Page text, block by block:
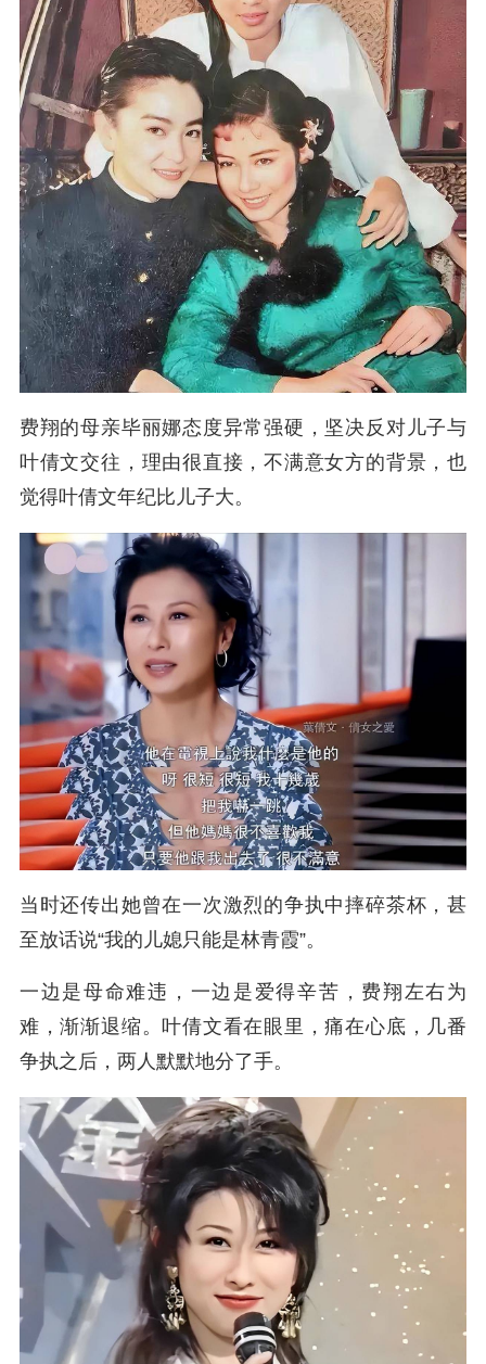
费翔的母亲毕丽娜态度异常强硬，坚决反对儿子与
叶倩文交往，理由很直接，不满意女方的背景，也
觉得叶倩文年纪比儿子大。
当时还传出她曾在一次激烈的争执中摔碎茶杯，甚
至放话说“我的儿媳只能是林青霞”。
一边是母命难违，一边是爱得辛苦，费翔左右为
难，渐渐退缩。叶倩文看在眼里，痛在心底，几番
争执之后，两人默默地分了手。